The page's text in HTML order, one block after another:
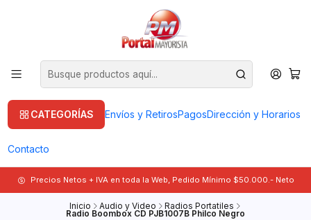
CATEGORÍAS Envíos y RetirosPagosDirección y Horarios
Contacto
Precios Netos + IVA en toda la Web, Pedido Mínimo $50.000.- Neto
Inicio Audio y Video Radios Portatiles
Radio Boombox CD PJB1007B Philco Negro